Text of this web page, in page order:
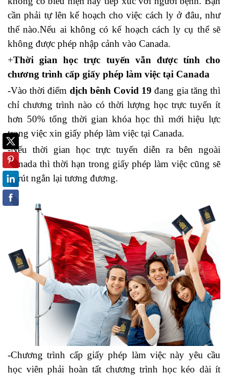
cần phải tự lên kế hoạch cho việc cách ly ở đâu, như
thế nào.Nếu ai không có kế hoạch cách ly cụ thể sẽ
không được phép nhập cảnh vào Canada.
+Thời gian học trực tuyến vẫn được tính cho
chương trình cấp giấy phép làm việc tại Canada
-Vào thời điểm dịch bênh Covid 19 đang gia tăng thì
chỉ chương trình nào có thời lượng học trực tuyến ít
hơn 50% tổng thời gian khóa học thì mới hiệu lực
trong việc xin giấy phép làm việc tại Canada.
-Nếu thời gian học trực tuyến diễn ra bên ngoài
Canada thì thời hạn trong giấy phép làm việc cũng sẽ
bị rút ngắn lại tương đương.
-Chương trình cấp giấy phép làm việc này yêu cầu
học viên phải hoàn tất chương trình học kéo dài ít